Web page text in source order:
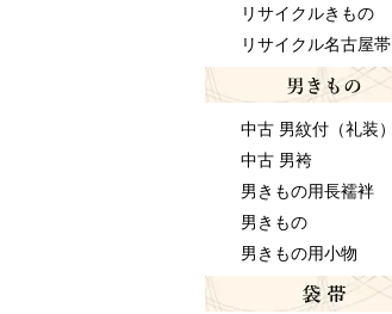
リサイクルきもの
リサイクル名古屋帯
中古 男紋付（礼装）
中古 男袴
男きもの用長襦袢
男きもの
男きもの用小物